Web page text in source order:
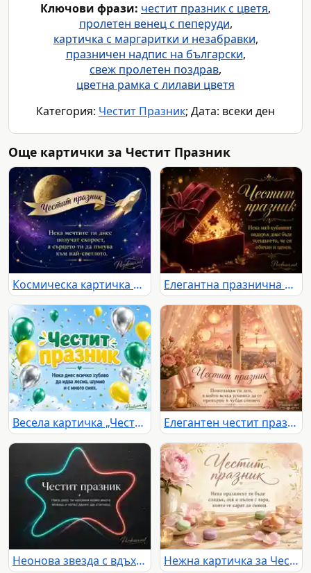
Ключови фрази: честит празник с цветя,
пролетен венец с пеперуди,
картичка с маргаритки и незабравки,
празничен надпис на български,
свеж пролетен поздрав,
цветна рамка с лилави цветя
Категория: Честит Празник; Дата: всеки ден
Още картички за Честит Празник
Космическа картичка с ракета, луна и празничен текст за мечти към светлото Елегантна празнична картичка с бордо подарък, златна светлина и послание за обич и ценност
Весела картичка „Честит празник“ с балони, конфети и пожелание за смях Елегантен честит празник с рози, фенери и нежно пожелание край прозорец
Неонова звезда с вдъхновяващ надпис за честит празник Нежна картичка за Честит празник с божури, макарони и свещи